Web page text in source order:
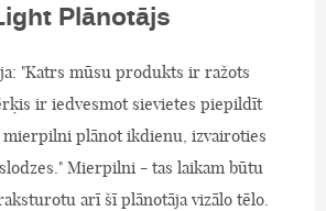
Plānotājs
"Katrs mūsu produkts ir ražots
ir iedvesmot sievietes piepildīt
mierpilni plānot ikdienu, izvairoties
Mierpilni - tas laikam būtu
arī šī plānotāja vizālo tēlo.